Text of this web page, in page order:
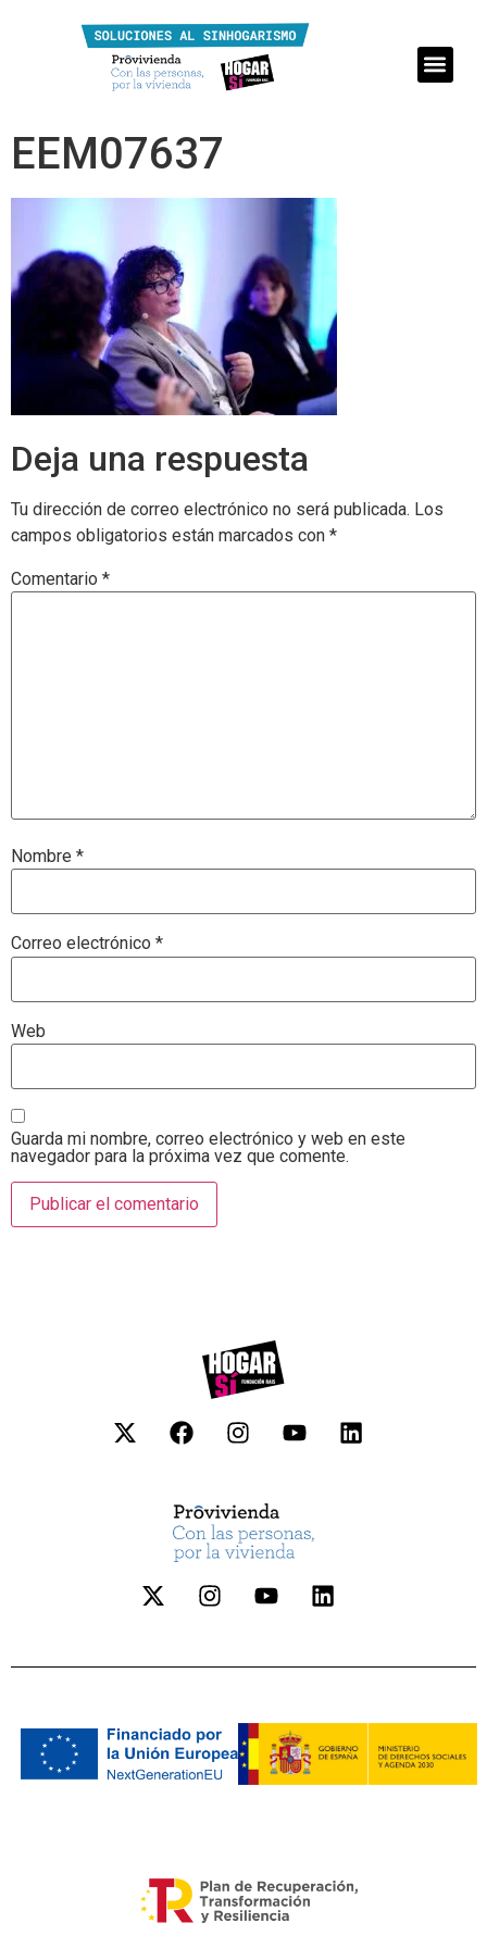
EEM07637
Deja una respuesta
Tu dirección de correo electrónico no será publicada. Los
campos obligatorios están marcados con *
Comentario *
Nombre *
Correo electrónico *
Web
Guarda mi nombre, correo electrónico y web en este
navegador para la próxima vez que comente.